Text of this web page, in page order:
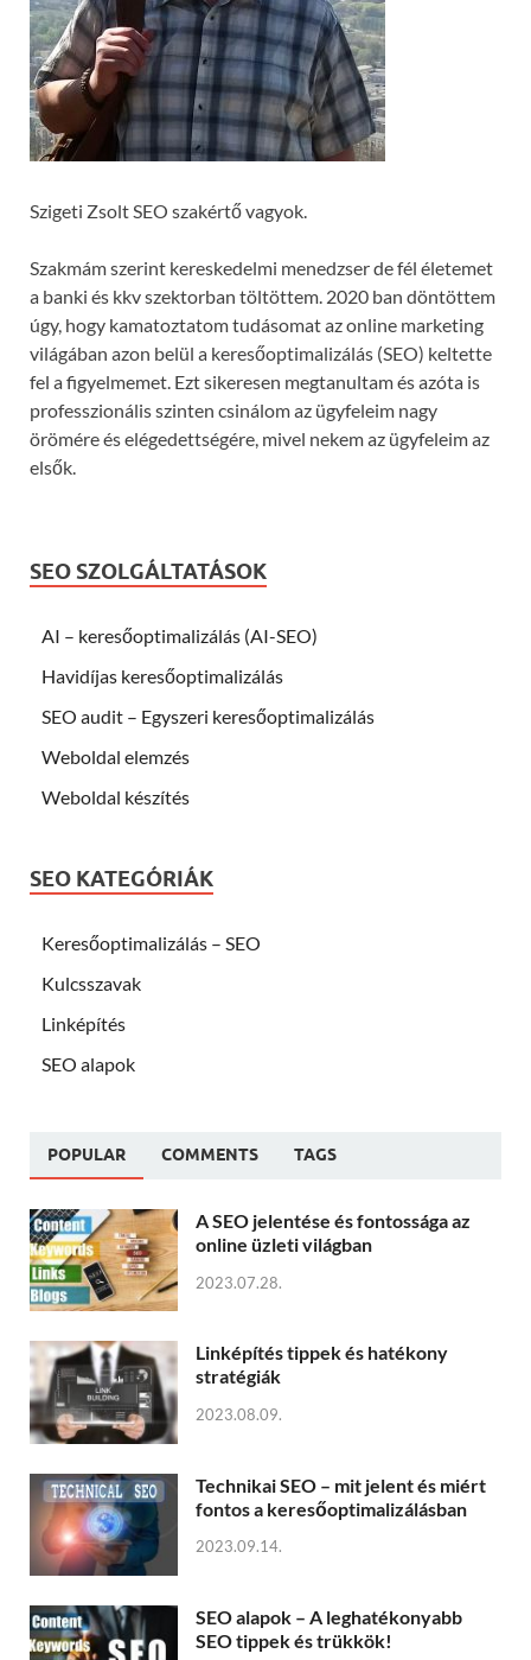
Szigeti Zsolt SEO szakértő vagyok.
Szakmám szerint kereskedelmi menedzser de fél életemet
a banki és kkv szektorban töltöttem. 2020 ban döntöttem
úgy, hogy kamatoztatom tudásomat az online marketing
világában azon belül a keresőoptimalizálás (SEO) keltette
fel a figyelmemet. Ezt sikeresen megtanultam és azóta is
professzionális szinten csinálom az ügyfeleim nagy
örömére és elégedettségére, mivel nekem az ügyfeleim az
elsők.
SEO SZOLGÁLTATÁSOK
AI – keresőoptimalizálás (AI-SEO)
Havidíjas keresőoptimalizálás
SEO audit – Egyszeri keresőoptimalizálás
Weboldal elemzés
Weboldal készítés
SEO KATEGÓRIÁK
Keresőoptimalizálás – SEO
Kulcsszavak
Linképítés
SEO alapok
POPULAR COMMENTS TAGS
A SEO jelentése és fontossága az
online üzleti világban
2023.07.28.
Linképítés tippek és hatékony
stratégiák
2023.08.09.
Technikai SEO – mit jelent és miért
fontos a keresőoptimalizálásban
2023.09.14.
SEO alapok – A leghatékonyabb
SEO tippek és trükkök!